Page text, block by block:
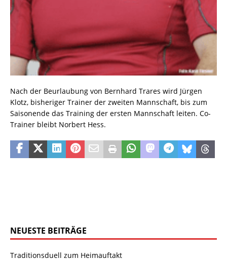
Nach der Beurlaubung von Bernhard Trares wird Jürgen
Klotz, bisheriger Trainer der zweiten Mannschaft, bis zum
Saisonende das Training der ersten Mannschaft leiten. Co-
Trainer bleibt Norbert Hess.
NEUESTE BEITRÄGE
Traditionsduell zum Heimauftakt